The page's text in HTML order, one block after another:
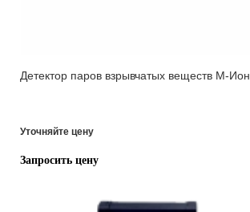
Детектор паров взрывчатых веществ М-Ион
Уточняйте цену
Запросить цену